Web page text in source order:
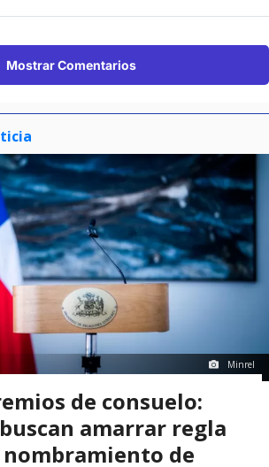
Mostrar Comentarios
Minrel
de consuelo:
amarrar regla
nombramiento de